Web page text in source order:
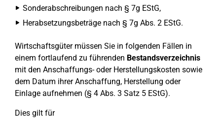
Sonderabschreibungen nach § 7g EStG,
Herabsetzungsbeträge nach § 7g Abs. 2 EStG.
Wirtschaftsgüter müssen Sie in folgenden Fällen in
einem fortlaufend zu führenden Bestandsverzeichnis
mit den Anschaffungs- oder Herstellungskosten sowie
dem Datum ihrer Anschaffung, Herstellung oder
Einlage aufnehmen (§ 4 Abs. 3 Satz 5 EStG).
Dies gilt für